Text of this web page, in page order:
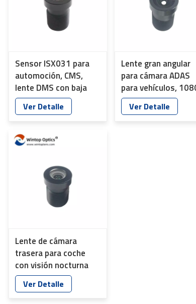
Sensor ISX031 para
automoción, CMS,
lente DMS con baja
distorsión IP69, YT-
7619-C1
Ver Detalle
Lente gran angular
para cámara ADAS
para vehículos,
HD, infrarrojos, YT-
7605-C1
Ver Detalle
Lente de cámara
trasera para coche
con visión nocturna
resistente al agua YT-
7610-C1
Ver Detalle